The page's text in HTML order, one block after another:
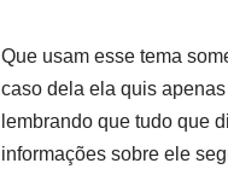
Que usam esse tema
caso dela ela quis
lembrando que tudo que
informações sobre ele